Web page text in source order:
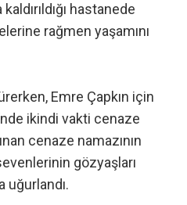
hastanede
rağmen yaşamını
Emre Çapkın için
ikindi vakti cenaze
cenaze namazının
gözyaşları
uğurlandı.